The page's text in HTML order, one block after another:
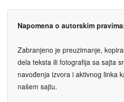
Napomena o autorskim
Zabranjeno je preuzimanje,
dela teksta ili fotografija sa sajta
navođenja izvora i aktivnog linka
našem sajtu.